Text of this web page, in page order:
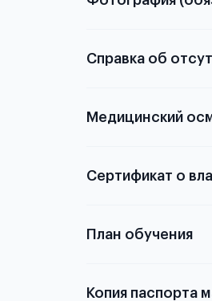
Справка об
из
Медицинский
статьей
Сертификат о
План обучения
Копия паспорта